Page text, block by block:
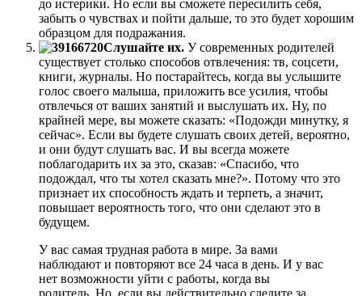
до истерики. Но если вы сможете пересилить себя,
забыть о чувствах и пойти дальше, то это будет хорошим
образцом для подражания.
Слушайте их. У современных родителей
существует столько способов отвлечения: тв, соцсети,
книги, журналы. Но постарайтесь, когда вы услышите
голос своего малыша, приложить все усилия, чтобы
отвлечься от ваших занятий и выслушать их. Ну, по
крайней мере, вы можете сказать: «Подожди минутку, я
сейчас». Если вы будете слушать своих детей, вероятно,
и они будут слушать вас. И вы всегда можете
поблагодарить их за это, сказав: «Спасибо, что
подождал, что ты хотел сказать мне?». Потому что это
признает их способность ждать и терпеть, а значит,
повышает вероятность того, что они сделают это в
будущем.
У вас самая трудная работа в мире. За вами
наблюдают и повторяют все 24 часа в день. И у вас
нет возможности уйти с работы, когда вы
родитель. Но, если вы действительно следите за